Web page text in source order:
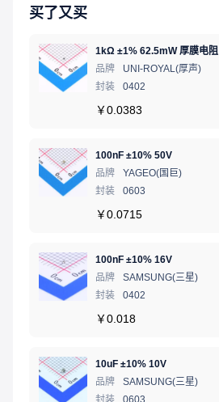
买了又买
1kΩ ±1% 62.5mW 厚膜电阻
品牌
UNI-ROYAL(厚声)
封装
0402
￥0.0383
100nF ±10% 50V
品牌
YAGEO(国巨)
封装
0603
￥0.0715
100nF ±10% 16V
品牌
SAMSUNG(三星)
封装
0402
￥0.018
10uF ±10% 10V
品牌
SAMSUNG(三星)
封装
0603